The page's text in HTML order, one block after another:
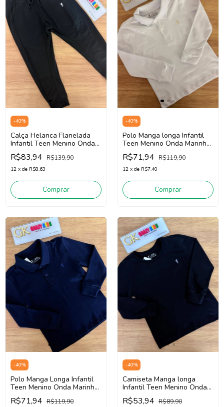
-40%
Calça Helanca Flanelada
Infantil Teen Menino Onda
Marinha 5261031 (preto)
R$83,94 R$139,90
12 x de R$8,63
Comprar
-40%
Polo Manga longa Infantil
Teen Menino Onda Marinha
526102 1 (Branco)
R$71,94 R$119,90
12 x de R$7,40
Comprar
-40%
Polo Manga Longa Infantil
Teen Menino Onda Marinha
5261021 (Marinho)
R$71,94 R$119,90
-40%
Camiseta Manga longa
Infantil Teen Menino Onda
Marinha 5261012 (Preto)
R$53,94 R$89,90